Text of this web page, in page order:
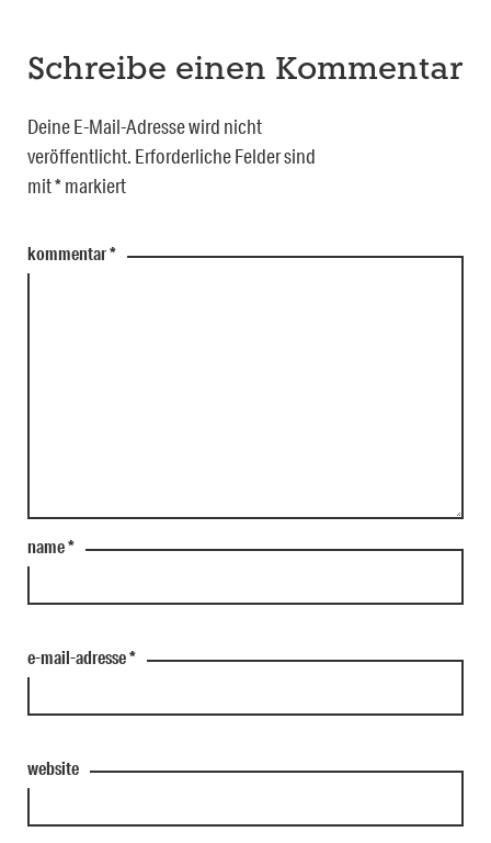
Schreibe einen Kommentar
Deine E-Mail-Adresse wird nicht
veröffentlicht. Erforderliche Felder sind
mit*markiert
kommentar*
name*
e-mail-adresse*
website